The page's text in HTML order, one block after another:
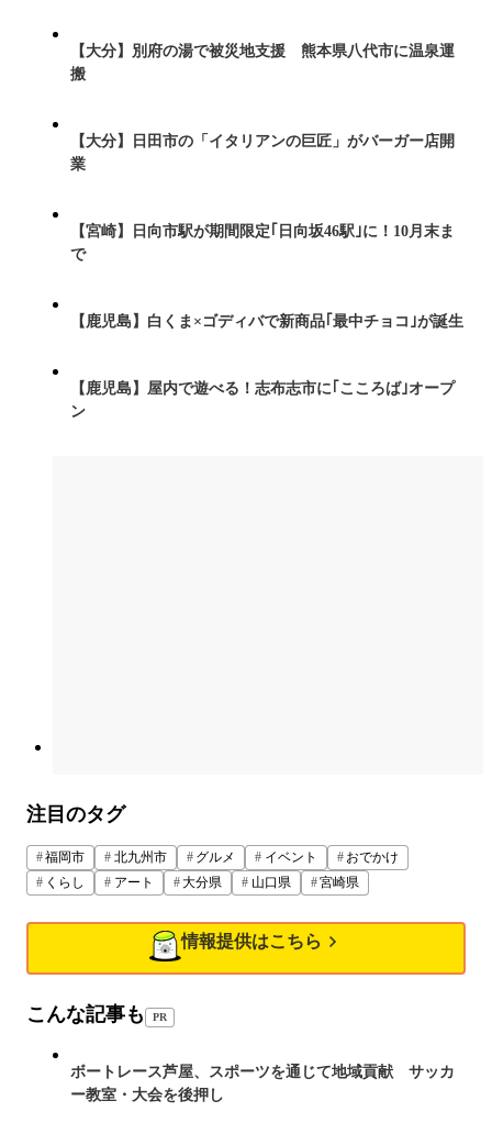
【大分】別府の湯で被災地支援 熊本県八代市に温泉運
搬
【大分】日田市の「イタリアンの巨匠」がバーガー店開
業
【宮崎】日向市駅が期間限定｢日向坂46駅｣に！10月末ま
で
【鹿児島】白くま×ゴディバで新商品｢最中チョコ｣が誕生
【鹿児島】屋内で遊べる！志布志市に｢こころば｣オープ
ン
注目のタグ
福岡市 北九州市 グルメ イベント
おでかけ
くらし
アート 大分県 山口県 宮崎県
情報提供はこちら
こんな記事も PR
ボートレース芦屋、スポーツを通じて地域貢献 サッカ
ー教室・大会を後押し